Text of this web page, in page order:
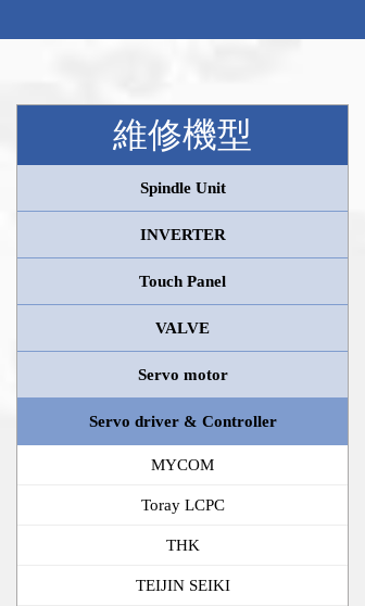
維修機型
Spindle Unit
INVERTER
Touch Panel
VALVE
Servo motor
Servo driver & Controller
MYCOM
Toray LCPC
THK
TEIJIN SEIKI